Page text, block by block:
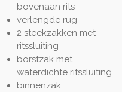
bovenaan rits
verlengde rug
2 steekzakken met
ritssluiting
borstzak met
waterdichte ritssluiting
binnenzak